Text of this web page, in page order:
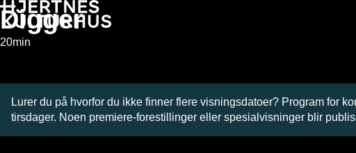
Hopp
til
innhold
Digger
20min
Lurer du på hvorfor du ikke finner flere visningsdatoer? Program for
tirsdager. Noen premiere-forestillinger eller spesialvisninger blir